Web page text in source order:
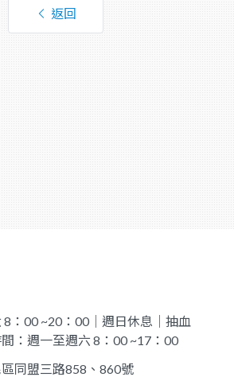
返回
8：00 ~20：00｜週日休息｜抽血
：週一至週六 8：00 ~17：00
同盟三路858、860號